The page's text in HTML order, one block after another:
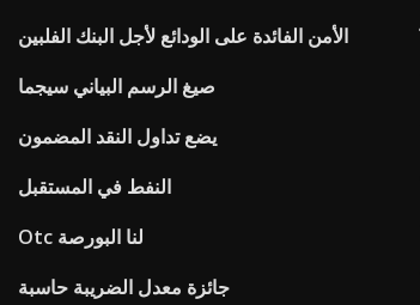
الأمن الفائدة على الودائع لأجل البنك الفلبين
صيغ الرسم البياني سيجما
يضع تداول النقد المضمون
النفط في المستقبل
Otc لنا البورصة
جائزة معدل الضريبة حاسبة